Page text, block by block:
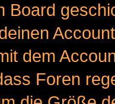
Board
dem
Foren